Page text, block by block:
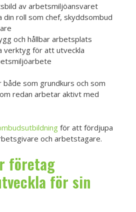
av arbetsmiljöansvaret
din roll som chef, skyddsombud
och hållbar arbetsplats
verktyg för att utveckla
som grundkurs och som
redan arbetar aktivt med
för att fördjupa
och arbetstagare.
företag
för sin